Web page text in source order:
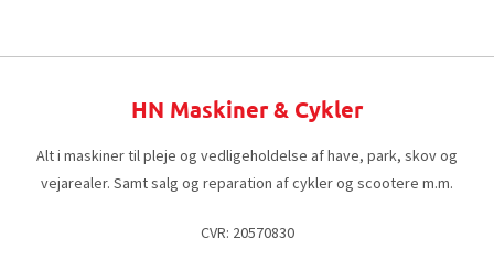
HN Maskiner & Cykler
Alt i maskiner til pleje og vedligeholdelse af have, park, skov og
vejarealer. Samt salg og reparation af cykler og scootere m.m.
CVR: 20570830